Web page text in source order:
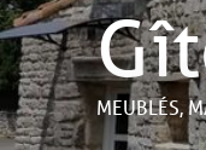
MEUBLÉS,